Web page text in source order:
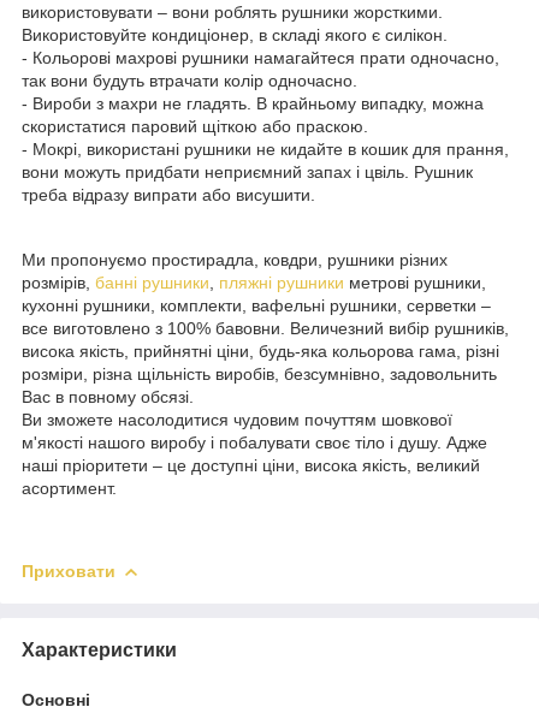
використовувати – вони роблять рушники жорсткими.
Використовуйте кондиціонер, в складі якого є силікон.
- Кольорові махрові рушники намагайтеся прати одночасно,
так вони будуть втрачати колір одночасно.
- Вироби з махри не гладять. В крайньому випадку, можна
скористатися паровий щіткою або праскою.
- Мокрі, використані рушники не кидайте в кошик для прання,
вони можуть придбати неприємний запах і цвіль. Рушник
треба відразу випрати або висушити.
Ми пропонуємо простирадла, ковдри, рушники різних
розмірів, банні рушники пляжні рушники метрові рушники,
кухонні рушники, комплекти, вафельні рушники, серветки –
все виготовлено з 100% бавовни. Величезний вибір рушників,
висока якість, прийнятні ціни, будь-яка кольорова гама, різні
розміри, різна щільність виробів, безсумнівно, задовольнить
Вас в повному обсязі.
Ви зможете насолодитися чудовим почуттям шовкової
м'якості нашого виробу і побалувати своє тіло і душу. Адже
наші пріоритети – це доступні ціни, висока якість, великий
асортимент.
Приховати
Характеристики
Основні